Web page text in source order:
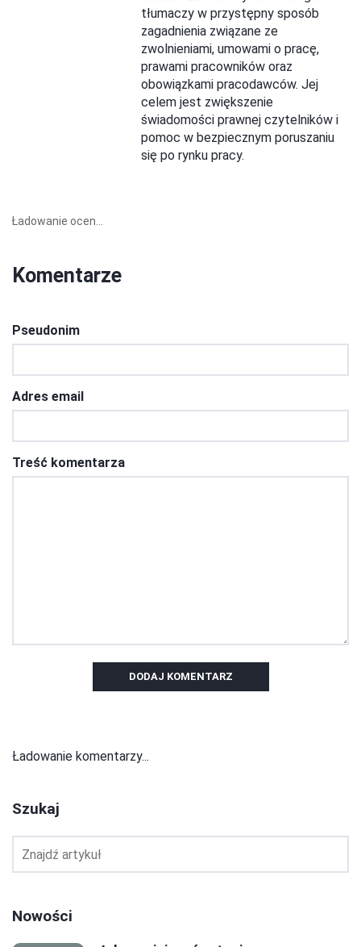
tłumaczy w przystępny sposób
zagadnienia związane ze
zwolnieniami, umowami o pracę,
prawami pracowników oraz
obowiązkami pracodawców. Jej
celem jest zwiększenie
świadomości prawnej czytelników i
pomoc w bezpiecznym poruszaniu
się po rynku pracy.
Ładowanie ocen...
Komentarze
Pseudonim
Adres email
Treść komentarza
DODAJ KOMENTARZ
Ładowanie komentarzy...
Szukaj
Nowości